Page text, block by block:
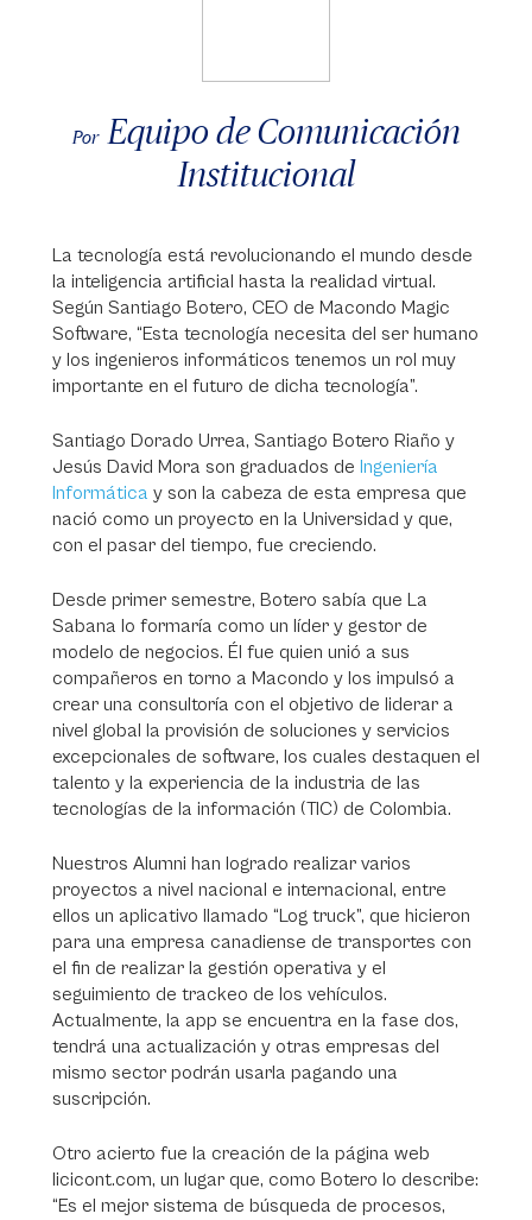
Por Equipo de Comunicación
Institucional
La tecnología está revolucionando el mundo desde
la inteligencia artificial hasta la realidad virtual.
Según Santiago Botero, CEO de Macondo Magic
Software, “Esta tecnología necesita del ser humano
y los ingenieros informáticos tenemos un rol muy
importante en el futuro de dicha tecnología”.
Santiago Dorado Urrea, Santiago Botero Riaño y
Jesús David Mora son graduados de Ingeniería
Informática y son la cabeza de esta empresa que
nació como un proyecto en la Universidad y que,
con el pasar del tiempo, fue creciendo.
Desde primer semestre, Botero sabía que La
Sabana lo formaría como un líder y gestor de
modelo de negocios. Él fue quien unió a sus
compañeros en torno a Macondo y los impulsó a
crear una consultoría con el objetivo de liderar a
nivel global la provisión de soluciones y servicios
excepcionales de software, los cuales destaquen el
talento y la experiencia de la industria de las
tecnologías de la información (TIC) de Colombia.
Nuestros Alumni han logrado realizar varios
proyectos a nivel nacional e internacional, entre
ellos un aplicativo llamado “Log truck”, que hicieron
para una empresa canadiense de transportes con
el fin de realizar la gestión operativa y el
seguimiento de trackeo de los vehículos.
Actualmente, la app se encuentra en la fase dos,
tendrá una actualización y otras empresas del
mismo sector podrán usarla pagando una
suscripción.
Otro acierto fue la creación de la página web
licicont.com, un lugar que, como Botero lo describe:
“Es el mejor sistema de búsqueda de procesos,